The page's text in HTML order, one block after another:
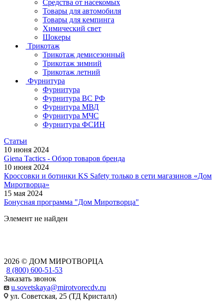
Средства от насекомых
Товары для автомобиля
Товары для кемпинга
Химический свет
Шокеры
Трикотаж
Трикотаж демисезонный
Трикотаж зимний
Трикотаж летний
Фурнитура
Фурнитура
Фурнитура ВС РФ
Фурнитура МВД
Фурнитура МЧС
Фурнитура ФСИН
Статьи
10 июня 2024
Giena Tactics - Обзор товаров бренда
10 июня 2024
Кроссовки и ботинки KS Safety только в сети магазинов «Дом
Миротворца»
15 мая 2024
Бонусная программа "Дом Миротворца"
Элемент не найден
2026 © ДОМ МИРОТВОРЦА
8 (800) 600-51-53
Заказать звонок
u.sovetskaya@mirotvorecdv.ru
ул. Советская, 25 (ТД Кристалл)